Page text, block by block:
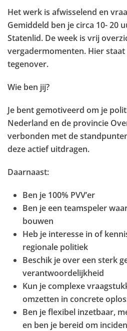
Het werk is afwisselend en
Gemiddeld ben je circa 10- 20
Statenlid. De week is vrij
vergadermomenten. Hier
tegenover.
Wie ben jij?
Je bent gemotiveerd om je
Nederland en de provincie
verbonden met de
deze actief uitdragen.
Daarnaast:
Ben je 100% PVV’er
Ben je een teamspeler
bouwen
Heb je interesse in of
regionale politiek
Beschik je over een sterk
verantwoordelijkheid
Kun je complexe
omzetten in concrete
Ben je flexibel inzetbaar,
en ben je bereid om